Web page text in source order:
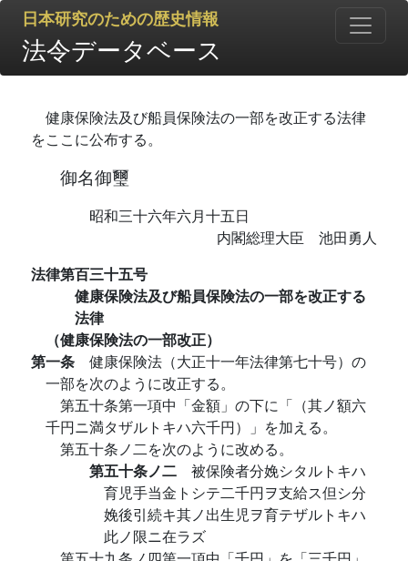
日本研究のための歴史情報
法令データベース
健康保険法及び船員保険法の一部を改正する法律
をここに公布する。
御名御璽
昭和三十六年六月十五日
内閣総理大臣 池田勇人
法律第百三十五号
健康保険法及び船員保険法の一部を改正する
法律
（健康保険法の一部改正）
第一条 健康保険法（大正十一年法律第七十号）の
一部を次のように改正する。
第五十条第一項中「金額」の下に「（其ノ額六
千円ニ満タザルトキハ六千円）」を加える。
第五十条ノ二を次のように改める。
第五十条ノ二 被保険者分娩シタルトキハ
育児手当金トシテ二千円ヲ支給ス但シ分
娩後引続キ其ノ出生児ヲ育テザルトキハ
此ノ限ニ在ラズ